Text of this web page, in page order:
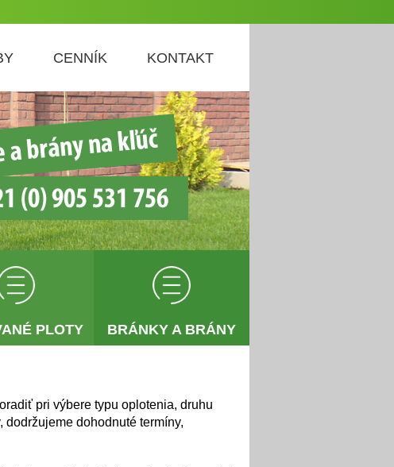
CENNÍK KONTAKT
PLOTY BRÁNKY A BRÁNY
pri výbere typu oplotenia, druhu
dohodnuté termíny,